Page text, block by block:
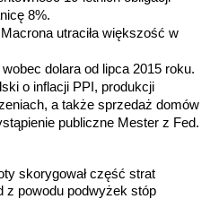
8%.
utraciła większość w
dolara od lipca 2015 roku.
o inflacji PPI, produkcji
a także sprzedaż domów
publiczne Mester z Fed.
skorygował część strat
z powodu podwyżek stóp